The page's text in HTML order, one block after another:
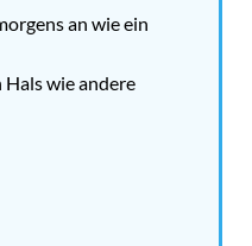
an wie ein
wie andere